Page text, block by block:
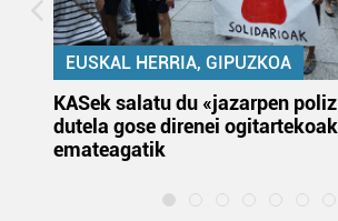
EUSKAL HERRIA, GIPUZKOA
KASek salatu du «jazarpen
dutela gose direnei ogitartekoak
emateagatik